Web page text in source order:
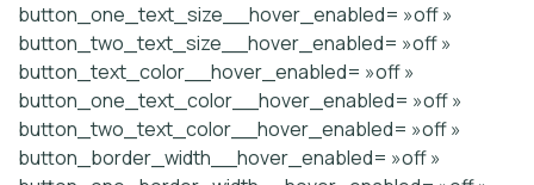
button_one_text_size__hover_enabled= »off »
button_two_text_size__hover_enabled= »off »
button_text_color__hover_enabled= »off »
button_one_text_color__hover_enabled= »off »
button_two_text_color__hover_enabled= »off »
button_border_width__hover_enabled= »off »